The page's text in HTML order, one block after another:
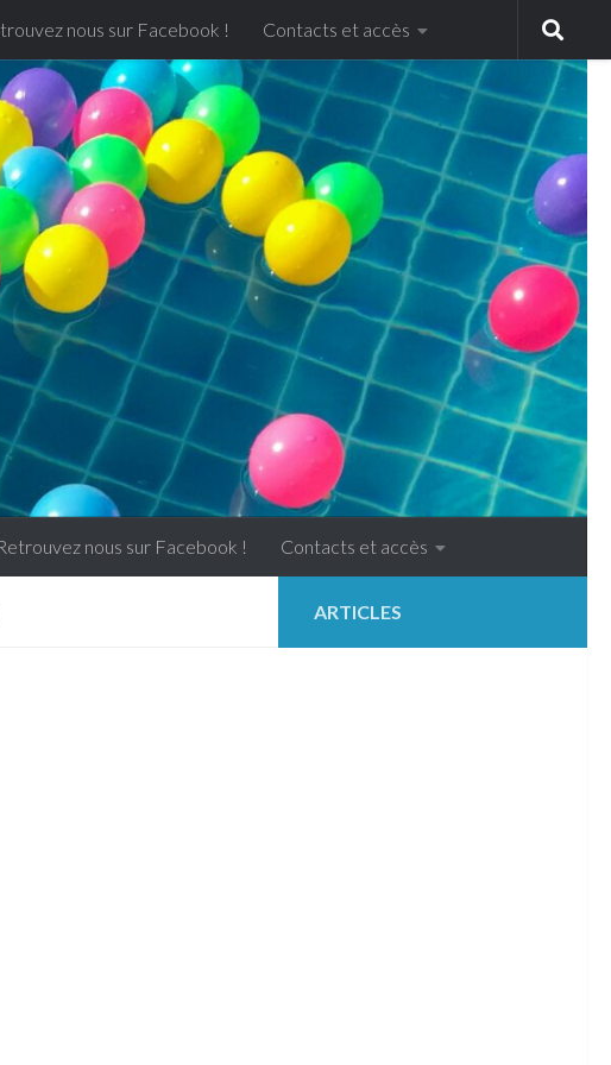
nous sur Facebook ! Contacts et accès
nous sur Facebook ! Contacts et accès
ARTICLES